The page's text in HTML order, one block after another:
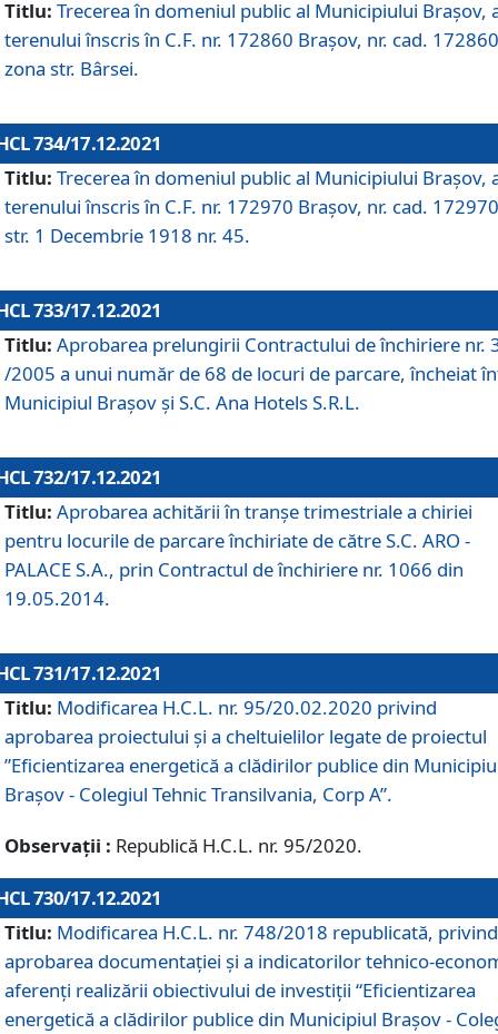
Titlu: Trecerea în domeniul public al Municipiului Braşov,
terenului înscris în C.F. nr. 172860 Brașov, nr. cad.
zona str. Bârsei.
734/17.12.2021
Titlu: Trecerea în domeniul public al Municipiului Braşov,
terenului înscris în C.F. nr. 172970 Brașov, nr. cad.
str. 1 Decembrie 1918 nr. 45.
733/17.12.2021
Titlu: Aprobarea prelungirii Contractului de închiriere nr.
/2005 a unui număr de 68 de locuri de parcare, încheiat
Municipiul Braşov şi S.C. Ana Hotels S.R.L.
732/17.12.2021
Titlu: Aprobarea achitării în tranșe trimestriale a chiriei
pentru locurile de parcare închiriate de către S.C. ARO -
PALACE S.A., prin Contractul de închiriere nr. 1066 din
19.05.2014.
731/17.12.2021
Titlu: Modificarea H.C.L. nr. 95/20.02.2020 privind
aprobarea proiectului și a cheltuielilor legate de proiectul
”Eficientizarea energetică a clădirilor publice din
Brașov - Colegiul Tehnic Transilvania, Corp A”.
Observații : Republică H.C.L. nr. 95/2020.
730/17.12.2021
Titlu: Modificarea H.C.L. nr. 748/2018 republicată, privind
aprobarea documentației și a indicatorilor tehnico-
aferenți realizării obiectivului de investiții “Eficientizarea
energetică a clădirilor publice din Municipiul Brașov -